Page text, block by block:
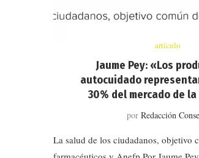
artículo
Jaume Pey: «Los
autocuidado
30% del mercado de
por Redacción
La salud de los ciudadanos, objetivo